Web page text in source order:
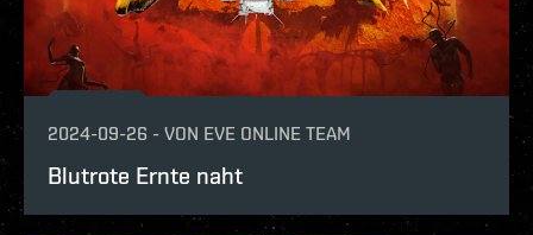
2024-09-26 - VON EVE ONLINE TEAM
Blutrote Ernte naht